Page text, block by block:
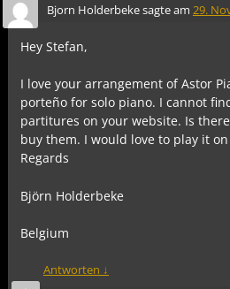
Bjorn Holderbekesagte am 29.
Hey Stefan,
I love your arrangement of Astor
porteño for solo piano. I cannot
partitures on your website. Is
buy them. I would love to play it
Regards
Björn Holderbeke
Belgium
Antworten ↓